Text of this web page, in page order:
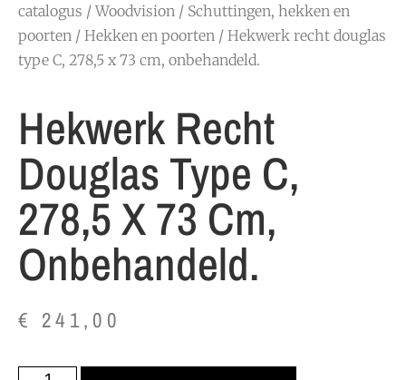
catalogus /Woodvision / Schuttingen, hekken en
poorten / Hekken en poorten / Hekwerk recht douglas
type C, 278,5 x 73 cm, onbehandeld.
Hekwerk Recht
Douglas Type C,
278,5 X 73 Cm,
Onbehandeld.
€ 241,00